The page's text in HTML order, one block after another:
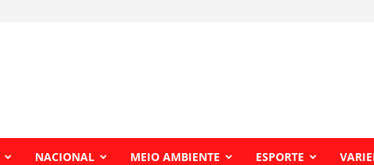
NACIONAL MEIO AMBIENTE ESPORTE